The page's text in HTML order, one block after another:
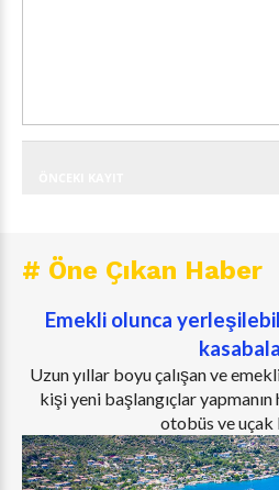
# Öne Çıkan Haber
Emekli olunca
Uzun yıllar boyu çalışan ve
kişi yeni başlangıçlar
otobüs ve uçak